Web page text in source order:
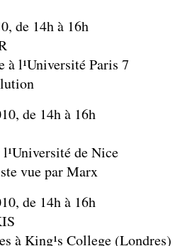
de 14h à 16h
à l¹Université Paris 7
de 14h à 16h
de Nice
vue par Marx
de 14h à 16h
à King¹s College (Londres)